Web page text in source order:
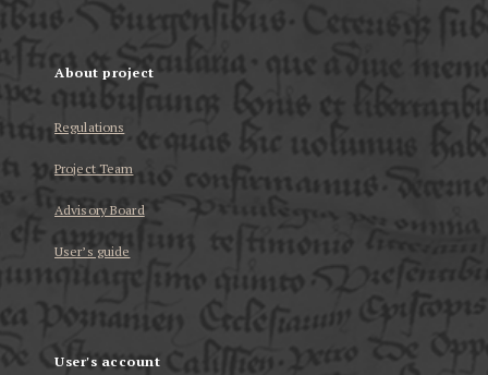
About project
Regulations
Project Team
Advisory Board
User’s guide
User's account